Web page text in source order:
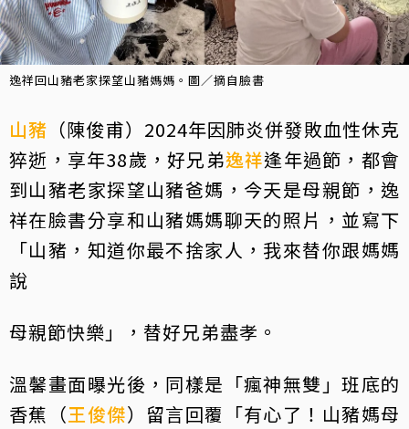
逸祥回山豬老家探望山豬媽媽。圖／摘自臉書
山豬 （陳俊甫）2024年因肺炎併發敗血性休克
猝逝，享年38歲，好兄弟逸祥逢年過節，都會
到山豬老家探望山豬爸媽，今天是母親節，逸
祥在臉書分享和山豬媽媽聊天的照片，並寫下
「山豬，知道你最不捨家人，我來替你跟媽媽
說
母親節快樂」，替好兄弟盡孝。
溫馨畫面曝光後，同樣是「瘋神無雙」班底的
香蕉（王俊傑）留言回覆「有心了！山豬媽母